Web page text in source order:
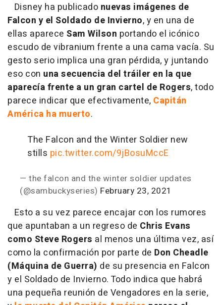
Disney ha publicado nuevas imágenes de
Falcon y el Soldado de Invierno, y en una de
ellas aparece Sam Wilson portando el icónico
escudo de vibranium frente a una cama vacía. Su
gesto serio implica una gran pérdida, y juntando
eso con una secuencia del tráiler en la que
aparecía frente a un gran cartel de Rogers, todo
parece indicar que efectivamente, Capitán
América ha muerto.
The Falcon and the Winter Soldier new
stills pic.twitter.com/9jBosuMccE
— the falcon and the winter soldier updates
(@sambuckyseries) February 23, 2021
Esto a su vez parece encajar con los rumores
que apuntaban a un regreso de Chris Evans
como Steve Rogers al menos una última vez, así
como la confirmación por parte de Don Cheadle
(Máquina de Guerra) de su presencia en Falcon
y el Soldado de Invierno. Todo indica que habrá
una pequeña reunión de Vengadores en la serie,